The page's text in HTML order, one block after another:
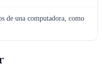
de una computadora, como